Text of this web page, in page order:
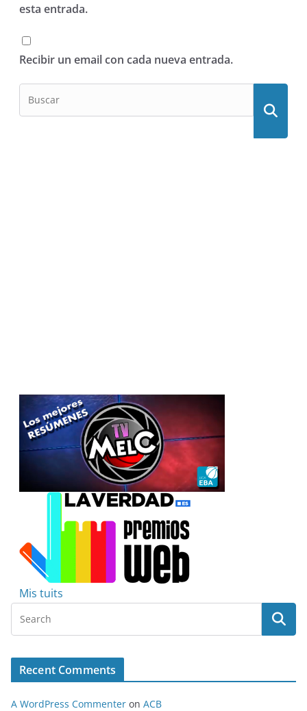
esta entrada.
Recibir un email con cada nueva entrada.
Mis tuits
Recent Comments
A WordPress Commenter on ACB